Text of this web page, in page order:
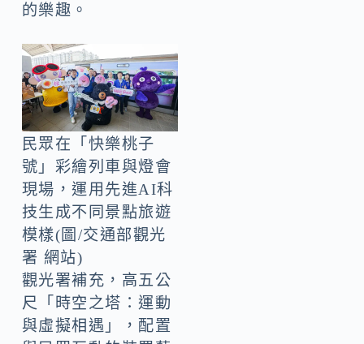
的樂趣。
民眾在「快樂桃子
號」彩繪列車與燈會
現場，運用先進AI科
技生成不同景點旅遊
模樣(圖/交通部觀光
署 網站)
觀光署補充，高五公
尺「時空之塔：運動
與虛擬相遇」，配置